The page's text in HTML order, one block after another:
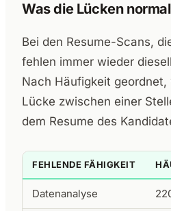
Was die Lücken
Bei den Resume-Scans,
fehlen immer wieder
Nach Häufigkeit geordnet,
Lücke zwischen einer
dem Resume des
FEHLENDE FÄHIGKEIT
Datenanalyse